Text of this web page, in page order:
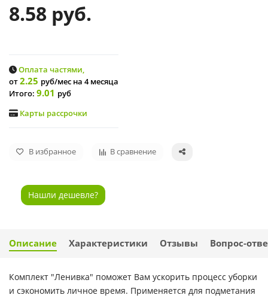
8.58 руб.
Оплата частями,
от2.25 руб/мес на 4 месяца
Итого: 9.01 руб
Карты рассрочки
В избранное В сравнение
Нашли дешевле?
Описание Характеристики Отзывы Вопрос-
Комплект "Ленивка" поможет Вам ускорить процесс уборки
и сэкономить личное время. Применяется для подметания